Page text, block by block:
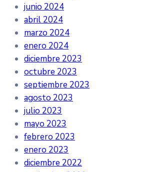
junio 2024
abril 2024
marzo 2024
enero 2024
diciembre 2023
octubre 2023
septiembre 2023
agosto 2023
julio 2023
mayo 2023
febrero 2023
enero 2023
diciembre 2022